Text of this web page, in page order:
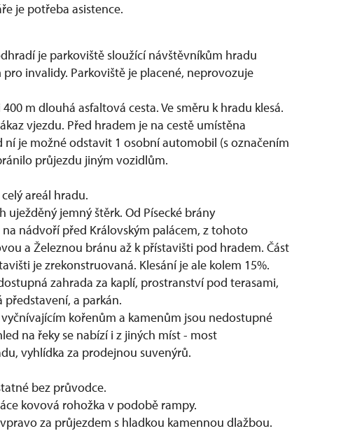
je potřeba asistence.
je parkoviště sloužící návštěvníkům hradu
invalidy. Parkoviště je placené, neprovozuje
m dlouhá asfaltová cesta. Ve směru k hradu klesá.
vjezdu. Před hradem je na cestě umístěna
ní je možné odstavit 1 osobní automobil (s označením
průjezdu jiným vozidlům.
areál hradu.
uježděný jemný štěrk. Od Písecké brány
nádvoří před Královským palácem, z tohoto
a Železnou bránu až k přístavišti pod hradem. Část
je zrekonstruovaná. Klesání je ale kolem 15%.
zahrada za kaplí, prostranství pod terasami,
představení, a parkán.
kořenům a kamenům jsou nedostupné
na řeky se nabízí i z jiných míst - most
vyhlídka za prodejnou suvenýrů.
bez průvodce.
kovová rohožka v podobě rampy.
za průjezdem s hladkou kamennou dlažbou.